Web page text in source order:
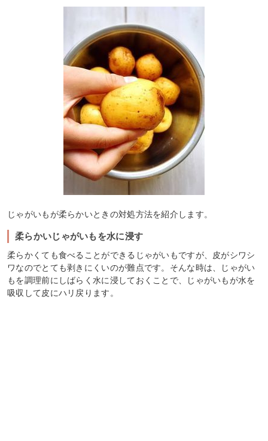
じゃがいもが柔らかいときの対処方法を紹介します。
柔らかいじゃがいもを水に浸す
柔らかくても食べることができるじゃがいもですが、皮がシワシ
ワなのでとても剥きにくいのが難点です。そんな時は、じゃがい
もを調理前にしばらく水に浸しておくことで、じゃがいもが水を
吸収して皮にハリ戻ります。